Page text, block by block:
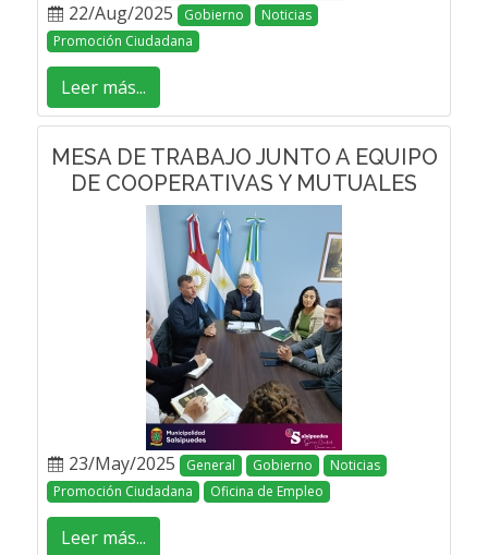
22/Aug/2025 Gobierno
Noticias
Promoción Ciudadana
Leer más...
MESA DE TRABAJO JUNTO A EQUIPO
DE COOPERATIVAS Y MUTUALES
23/May/2025 General Gobierno
Noticias
Promoción Ciudadana
Oficina de Empleo
Leer más...